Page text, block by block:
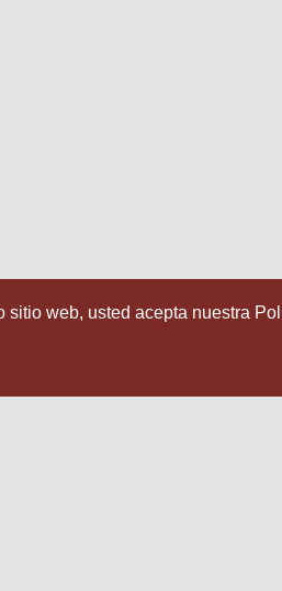
web, usted acepta nuestra